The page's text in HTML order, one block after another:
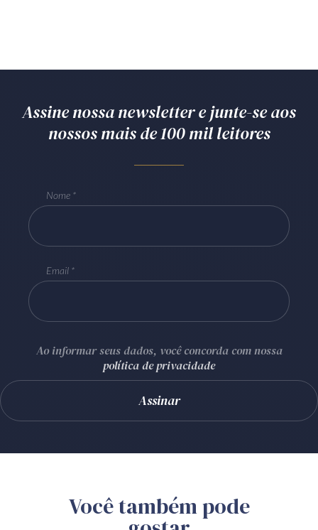
Assine nossa newsletter e junte-se aos
nossos mais de 100 mil leitores
Nome
Email
Ao informar seus dados, você concorda com nossa
política de privacidade
Você também pode